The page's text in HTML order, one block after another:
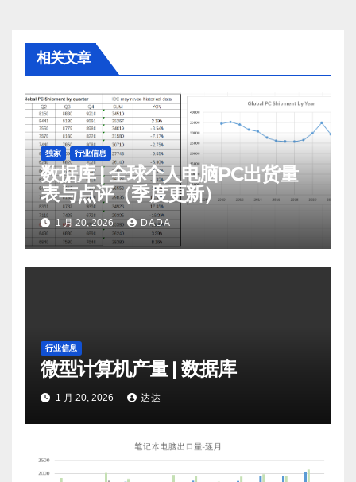
相关文章
独家 行业信息
数据库 | 全球个人电脑PC出货量
表与点评（季度更新）
1 月 20, 2026 DADA
行业信息
微型计算机产量 | 数据库
1 月 20, 2026 达达